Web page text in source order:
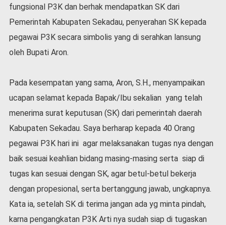
O
p
i
i
e
i
t
a
o
v
d
-
1
9
fungsional P3K dan berhak mendapatkan SK dari
Pemerintah Kabupaten Sekadau, penyerahan SK kepada
pegawai P3K secara simbolis yang di serahkan lansung
oleh Bupati Aron.
Pada kesempatan yang sama, Aron, S.H., menyampaikan
ucapan selamat kepada Bapak/Ibu sekalian yang telah
menerima surat keputusan (SK) dari pemerintah daerah
Kabupaten Sekadau. Saya berharap kepada 40 Orang
pegawai P3K hari ini agar melaksanakan tugas nya dengan
baik sesuai keahlian bidang masing-masing serta siap di
tugas kan sesuai dengan SK, agar betul-betul bekerja
dengan propesional, serta bertanggung jawab, ungkapnya.
Kata ia, setelah SK di terima jangan ada yg minta pindah,
karna pengangkatan P3K Arti nya sudah siap di tugaskan